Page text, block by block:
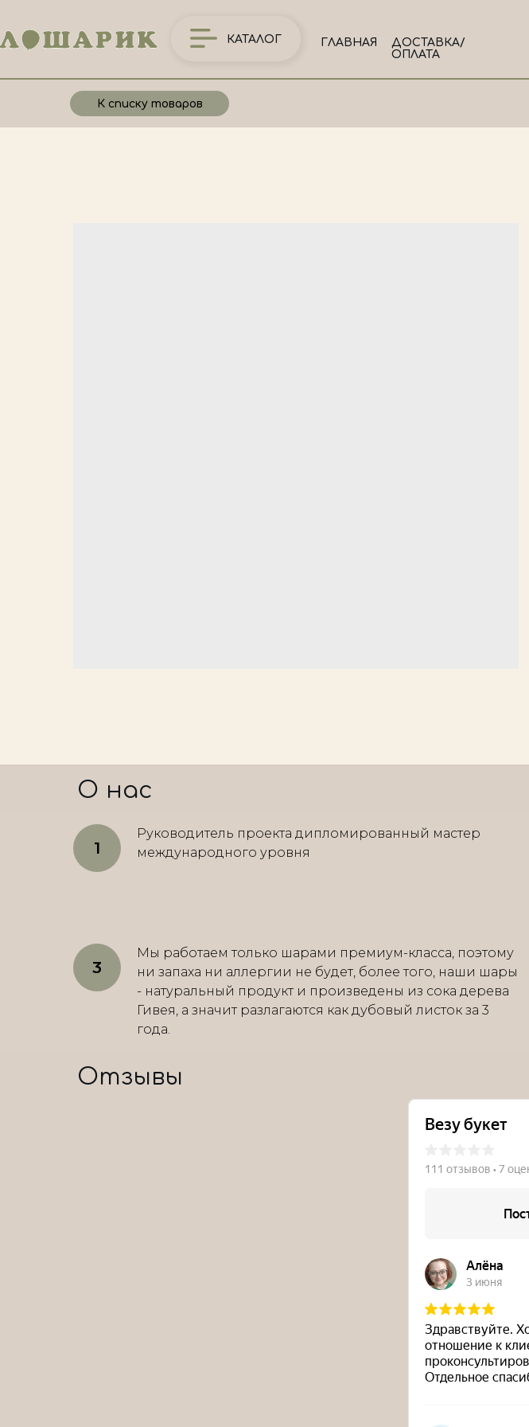
КАТАЛОГ ГЛАВНАЯ
ДОСТАВКА/
ОПЛАТА
К списку товаров
О нас
Руководитель проекта дипломированный мастер
международного уровня
Мы работаем только шарами премиум-класса, поэтому
ни запаха ни аллергии не будет, более того, наши шары
- натуральный продукт и произведены из сока дерева
Гивея, а значит разлагаются как дубовый листок за 3
года.
Отзывы